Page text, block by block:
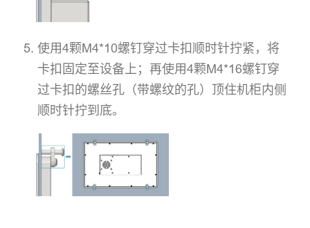
使用4颗M4*10螺钉穿过卡扣顺时针拧紧，将
卡扣固定至设备上；再使用4颗M4*16螺钉穿
过卡扣的螺丝孔（带螺纹的孔）顶住机柜内侧
顺时针拧到底。